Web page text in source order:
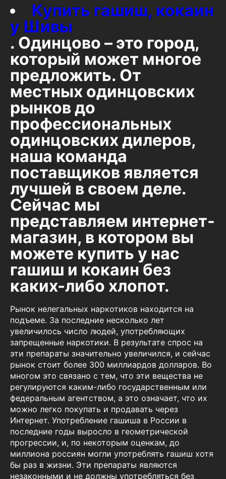
Купить гашиш, кокаин
у Шивы
. Одинцово – это город,
который может многое
предложить. От
местных одинцовских
рынков до
профессиональных
одинцовских дилеров,
наша команда
поставщиков является
лучшей в своем деле.
Сейчас мы
представляем интернет-
магазин, в котором вы
можете купить у нас
гашиш и кокаин без
каких-либо хлопот.
Рынок нелегальных наркотиков находится на
подъеме. За последние несколько лет
увеличилось число людей, употребляющих
запрещенные наркотики. В результате спрос на
эти препараты значительно увеличился, и сейчас
рынок стоит более 300 миллиардов долларов. Во
многом это связано с тем, что эти вещества не
регулируются каким-либо государственным или
федеральным агентством, а это означает, что их
можно легко покупать и продавать через
Интернет. Употребление гашиша в России в
последние годы выросло в геометрической
прогрессии, и, по некоторым оценкам, до
миллиона россиян могли употреблять гашиш хотя
бы раз в жизни. Эти препараты являются
незаконными и не должны употребляться без